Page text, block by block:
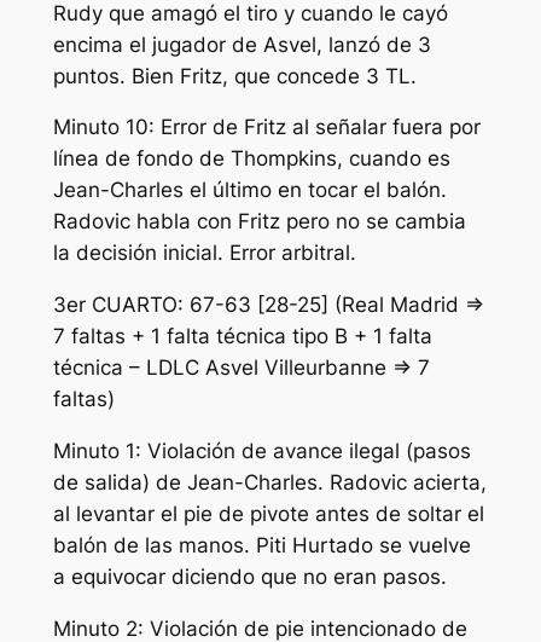
Rudy que amagó el tiro y cuando le cayó
encima el jugador de Asvel, lanzó de 3
puntos. Bien Fritz, que concede 3 TL.
Minuto 10: Error de Fritz al señalar fuera por
línea de fondo de Thompkins, cuando es
Jean-Charles el último en tocar el balón.
Radovic habla con Fritz pero no se cambia
la decisión inicial. Error arbitral.
3er CUARTO: 67-63 [28-25] (Real Madrid =>
7 faltas + 1 falta técnica tipo B + 1 falta
técnica – LDLC Asvel Villeurbanne => 7
faltas)
Minuto 1: Violación de avance ilegal (pasos
de salida) de Jean-Charles. Radovic acierta,
al levantar el pie de pivote antes de soltar el
balón de las manos. Piti Hurtado se vuelve
a equivocar diciendo que no eran pasos.
Minuto 2: Violación de pie intencionado de